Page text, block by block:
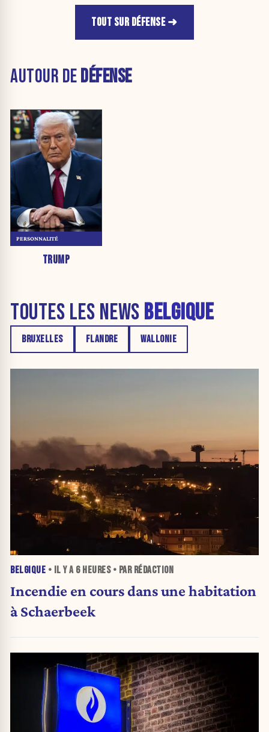
TOUT SUR DÉFENSE
AUTOUR DEDÉFENSE
TRUMP
PERSONNALITÉ
TOUTES LES NEWS BELGIQUE
BRUXELLES FLANDRE WALLONIE
BELGIQUE • IL Y A 6 HEURES• PAR RÉDACTION
Incendie en cours dans une habitation
à Schaerbeek